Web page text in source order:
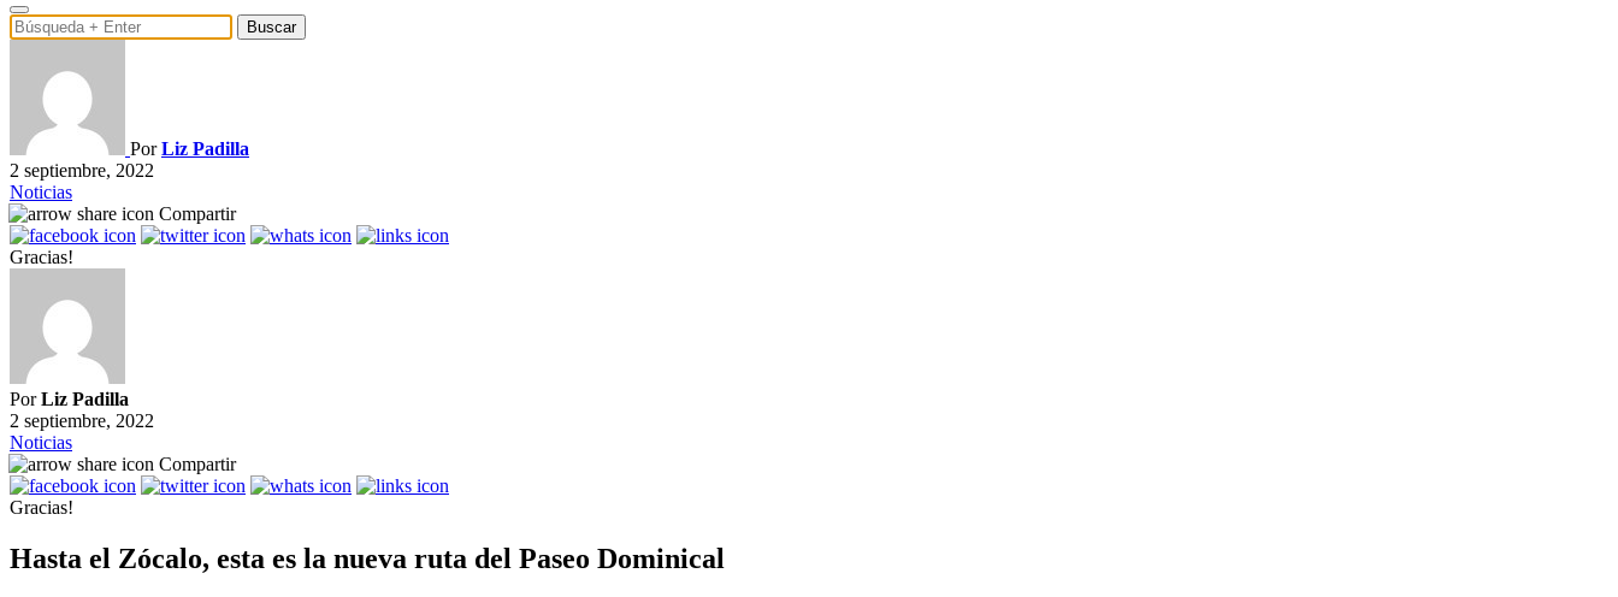
Buscar
PorLiz Padilla
2 septiembre, 2022
Noticias
Compartir
Gracias!
PorLiz Padilla
2 septiembre, 2022
Noticias
Compartir
Gracias!
Hasta el Zócalo, esta es la nueva ruta del Paseo Dominical